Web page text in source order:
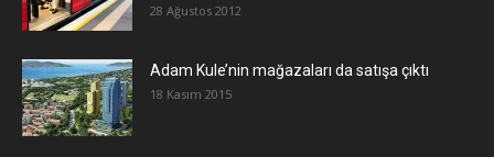
28 Ağustos 2012
Adam Kule’nin mağazaları da satışa çıktı
18 Kasım 2015